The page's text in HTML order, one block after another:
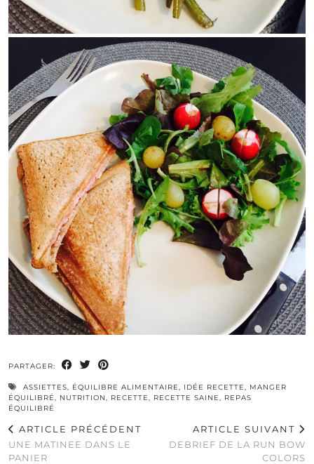
PARTAGER:
ASSIETTES, ÉQUILIBRE ALIMENTAIRE, IDÉE RECETTE, MANGER
ÉQUILIBRÉ, NUTRITION, RECETTE, RECETTE SAINE, REPAS
ÉQUILIBRÉ
ARTICLE PRÉCÉDENT
UNE MATINEE DANS LE
PANIER
ARTICLE SUIVANT
DEBRIEF DE LA RUN BOW
COLORS